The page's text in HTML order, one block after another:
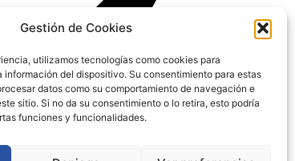
Gestión de Cookies
utilizamos tecnologías como cookies para
información del dispositivo. Su consentimiento para estas
datos como su comportamiento de navegación e
sitio. Si no da su consentimiento o lo retira, esto podría
funciones y funcionalidades.